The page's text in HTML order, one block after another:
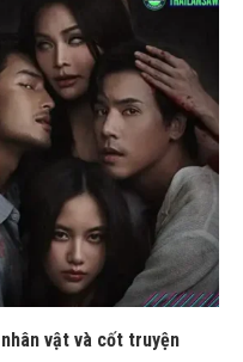
vật và cốt truyện